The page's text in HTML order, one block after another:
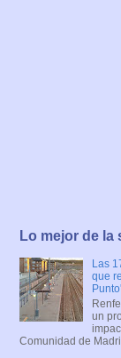
Lo mejor de la
Las
que
Punto'
un
Comunidad de